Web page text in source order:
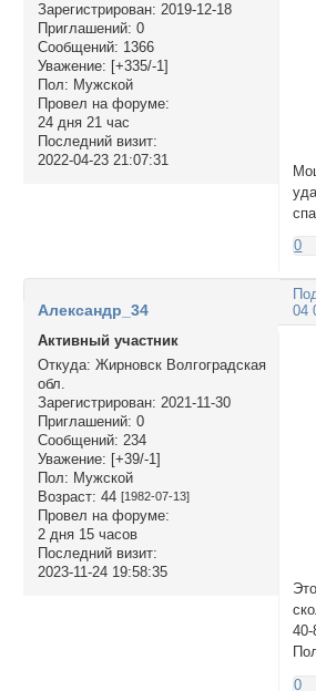
Зарегистрирован: 2019-12-18
Приглашений: 0
Сообщений: 1366
Уважение: [+335/-1]
Пол: Мужской
Провел на форуме:
24 дня 21 час
Последний визит:
2022-04-23 21:07:31
0
04
Александр_34
Активный участник
Откуда: Жирновск Волгоградская
обл.
Зарегистрирован: 2021-11-30
Приглашений: 0
Сообщений: 234
Уважение: [+39/-1]
Пол: Мужской
Возраст: 44 [1982-07-13]
Провел на форуме:
2 дня 15 часов
Последний визит:
2023-11-24 19:58:35
40-
0